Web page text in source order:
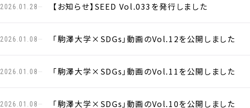
2026.01.28 【お知らせ】SEED Vol.033を発行しました
2026.01.08 「駒澤大学×SDGs」動画のVol.12を公開しました
2026.01.08 「駒澤大学×SDGs」動画のVol.11を公開しました
2026.01.08 「駒澤大学×SDGs」動画のVol.10を公開しました